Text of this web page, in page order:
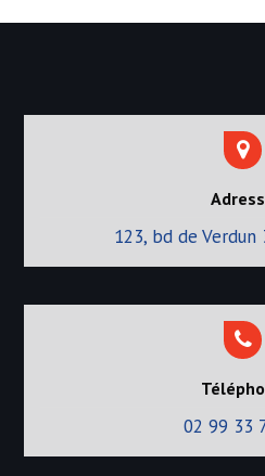
123, bd de Verdun
02 99 33